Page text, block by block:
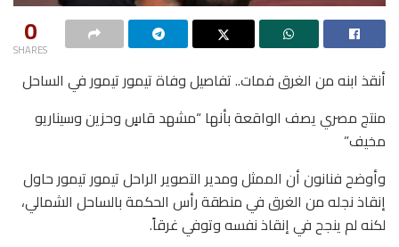
0
SHARES
أنقذ ابنه من الغرق فمات.. تفاصيل وفاة تيمور تيمور في الساحل
منتج مصري يصف الواقعة بأنها “مشهد قاسٍ وحزين وسيناريو
مخيف”
وأوضح فنانون أن الممثل ومدير التصوير الراحل تيمور تيمور حاول
إنقاذ نجله من الغرق في منطقة رأس الحكمة بالساحل الشمالي،
لكنه لم ينجح في إنقاذ نفسه وتوفي غرقاً.